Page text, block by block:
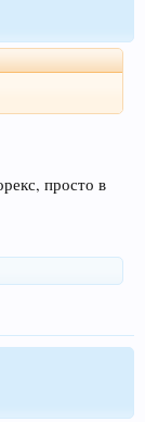
просто в